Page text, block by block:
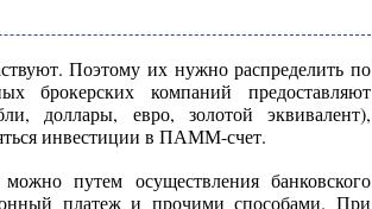
Поэтому их нужно распределить по
брокерских компаний предоставляют
доллары, евро, золотой эквивалент),
инвестиции в ПАММ-счет.
путем осуществления банковского
платеж и прочими способами. При